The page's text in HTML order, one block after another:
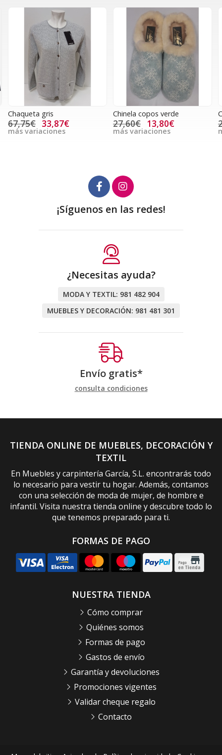
Chaqueta gris
67,75€ 33,87€
más variaciones
Chinela copos verde
27,60€ 13,80€
más variaciones
¡Síguenos en las redes!
¿Necesitas ayuda?
MODA Y TEXTIL: 981 482 904
MUEBLES Y DECORACIÓN: 981 481 301
Envío gratis*
consulta condiciones
TIENDA ONLINE DE MUEBLES, DECORACIÓN Y
TEXTIL
En Muebles y carpintería García, S.L. encontrarás todo
lo necesario para vestir tu hogar. Además, contamos
con una selección de moda de mujer, de hombre e
infantil. Visita nuestra tienda online y descubre todo lo
que tenemos preparado para ti.
FORMAS DE PAGO
NUESTRA TIENDA
Cómo comprar
Quiénes somos
Formas de pago
Gastos de envío
Garantía y devoluciones
Promociones vigentes
Validar cheque regalo
Contacto